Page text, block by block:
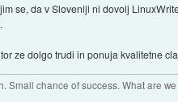
se, da v Sloveniji ni dovolj
ze dolgo trudi in ponuja kvalitetne
Small chance of success. What are